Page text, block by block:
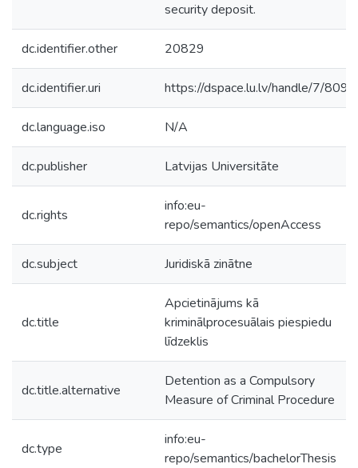
security deposit.
dc.identifier.other 20829
dc.identifier.uri https://dspace.lu.lv/handle/7/8095
dc.language.iso N/A
dc.publisher Latvijas Universitāte
dc.rights
info:eu-
repo/semantics/openAccess
dc.subject Juridiskā zinātne
dc.title
Apcietinājums kā
kriminālprocesuālais piespiedu
līdzeklis
dc.title.alternative
Detention as a Compulsory
Measure of Criminal Procedure
dc.type
info:eu-
repo/semantics/bachelorThesis